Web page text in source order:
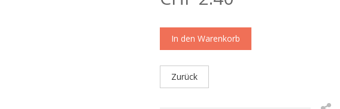
In den Warenkorb
Zurück